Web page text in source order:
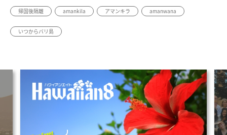
帰国後隔離 amankila アマンキラ amanwana
いつからバリ島